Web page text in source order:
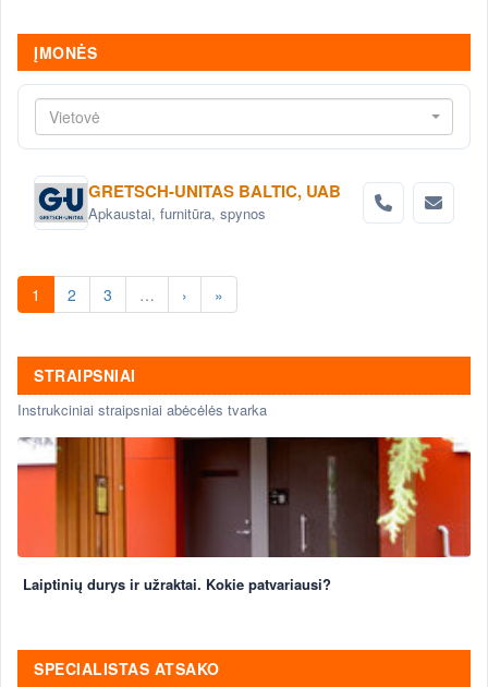
ĮMONĖS
Vietovė
GRETSCH-UNITAS BALTIC, UAB
Apkaustai, furnitūra, spynos
1 2 3 … › »
STRAIPSNIAI
Instrukciniai straipsniai abėcėlės tvarka
Laiptinių durys ir užraktai. Kokie patvariausi?
SPECIALISTAS ATSAKO